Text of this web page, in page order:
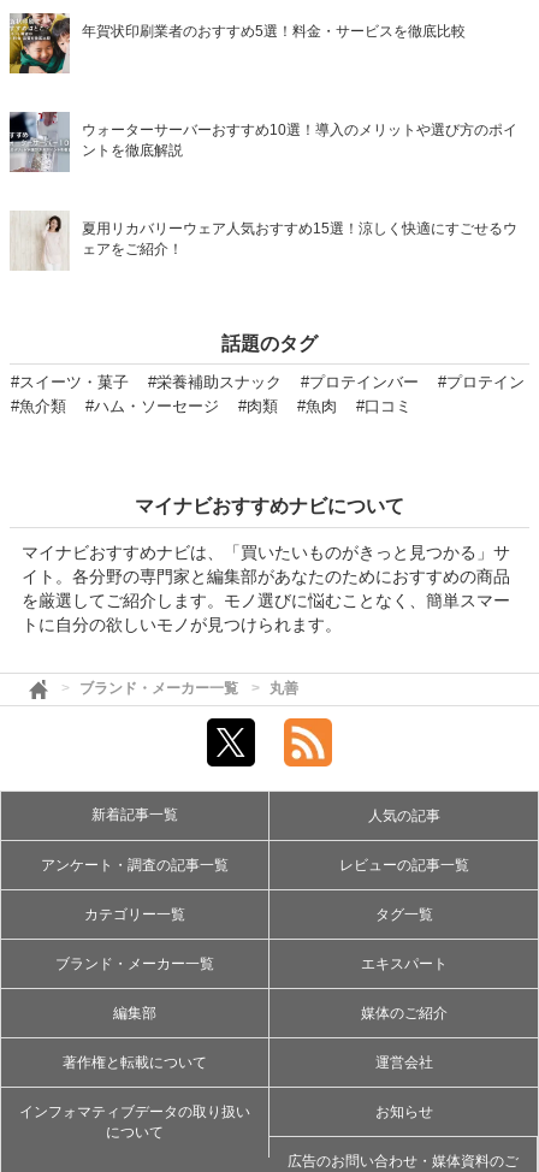
年賀状印刷業者のおすすめ5選！料金・サービスを徹底比較
ウォーターサーバーおすすめ10選！導入のメリットや選び方のポイ
ントを徹底解説
夏用リカバリーウェア人気おすすめ15選！涼しく快適にすごせるウ
ェアをご紹介！
話題のタグ
#スイーツ・菓子 #栄養補助スナック #プロテインバー
#プロテイン
#魚介類
#ハム・ソーセージ #肉類 #魚肉 #口コミ
マイナビおすすめナビについて
マイナビおすすめナビは、「買いたいものがきっと見つかる」サ
イト。各分野の専門家と編集部があなたのためにおすすめの商品
を厳選してご紹介します。モノ選びに悩むことなく、簡単スマー
トに自分の欲しいモノが見つけられます。
ブランド・メーカー一覧 丸善
新着記事一覧 人気の記事
アンケート・調査の記事一覧 レビューの記事一覧
カテゴリー一覧 タグ一覧
ブランド・メーカー一覧 エキスパート
編集部 媒体のご紹介
著作権と転載について 運営会社
インフォマティブデータの取り扱い
について
お知らせ
広告のお問い合わせ・媒体資料のご